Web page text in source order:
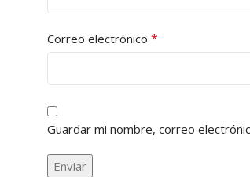
Correo electrónico *
Guardar mi nombre, correo